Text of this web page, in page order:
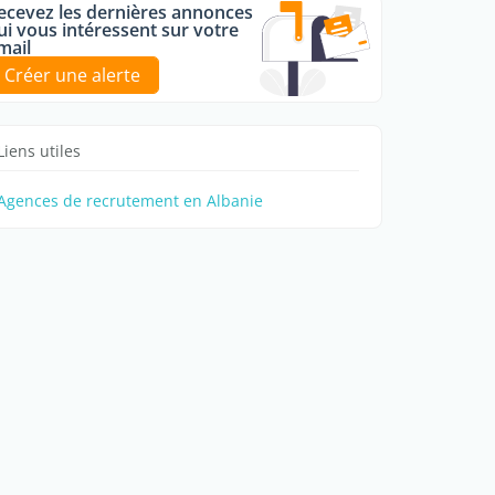
les dernières annonces
vous intéressent sur votre
Créer une alerte
utiles
de recrutement en Albanie